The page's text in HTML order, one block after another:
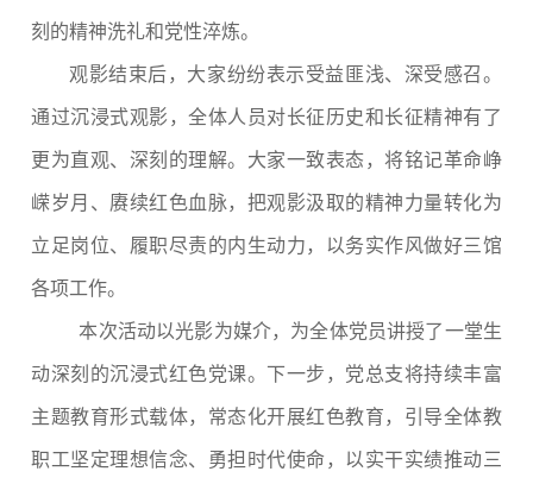
刻的精神洗礼和党性淬炼。
观影结束后，大家纷纷表示受益匪浅、深受感召。
通过沉浸式观影，全体人员对长征历史和长征精神有了
更为直观、深刻的理解。大家一致表态，将铭记革命峥
嵘岁月、赓续红色血脉，把观影汲取的精神力量转化为
立足岗位、履职尽责的内生动力，以务实作风做好三馆
各项工作。
本次活动以光影为媒介，为全体党员讲授了一堂生
动深刻的沉浸式红色党课。下一步，党总支将持续丰富
主题教育形式载体，常态化开展红色教育，引导全体教
职工坚定理想信念、勇担时代使命，以实干实绩推动三